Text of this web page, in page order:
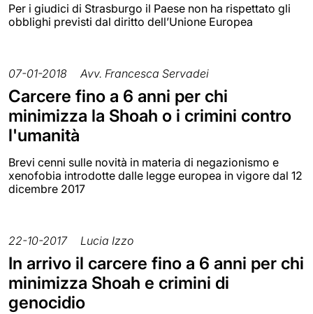
Per i giudici di Strasburgo il Paese non ha rispettato gli
obblighi previsti dal diritto dell’Unione Europea
07-01-2018 Avv. Francesca Servadei
Carcere fino a 6 anni per chi
minimizza la Shoah o i crimini contro
l'umanità
Brevi cenni sulle novità in materia di negazionismo e
xenofobia introdotte dalle legge europea in vigore dal 12
dicembre 2017
22-10-2017 Lucia Izzo
In arrivo il carcere fino a 6 anni per chi
minimizza Shoah e crimini di
genocidio